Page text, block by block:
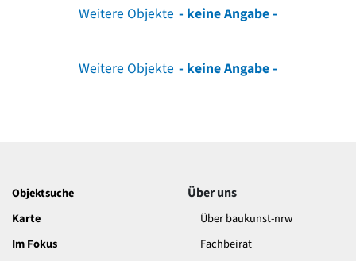
Weitere Objekte - keine Angabe -
Weitere Objekte - keine Angabe -
Objektsuche
Karte
Im Fokus
Über uns
Über baukunst-nrw
Fachbeirat